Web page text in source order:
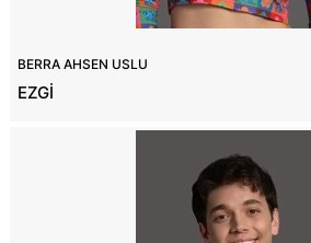
BERRA AHSEN USLU
EZGİ